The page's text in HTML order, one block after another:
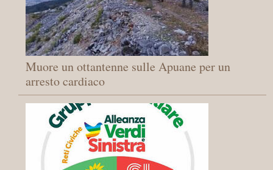
Muore un ottantenne sulle Apuane per un
arresto cardiaco